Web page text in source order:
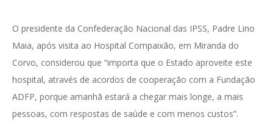
O presidente da Confederação Nacional das IPSS, Padre Lino
Maia, após visita ao Hospital Compaixão, em Miranda do
Corvo, considerou que “importa que o Estado aproveite este
hospital, através de acordos de cooperação com a Fundação
ADFP, porque amanhã estará a chegar mais longe, a mais
pessoas, com respostas de saúde e com menos custos”.